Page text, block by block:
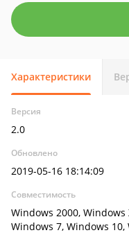
Характеристики
Версия
2.0
Обновлено
2019-05-16 18:14:09
Совместимость
Windows 2000, Windows
Windows 7, Windows 10,